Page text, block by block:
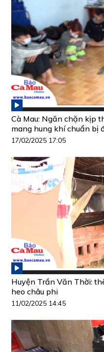
Cà Mau: Ngăn chặn kịp
mang hung khí chuẩn bị
17/02/2025 17:05
Huyện Trần Văn Thời:
heo châu phi
11/02/2025 14:45